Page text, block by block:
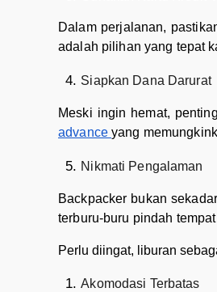
Dalam perjalanan,
adalah pilihan yang tepat
Siapkan Dana Darurat
Meski ingin hemat,
advance yang
Nikmati Pengalaman
Backpacker bukan
terburu-buru pindah
Perlu diingat, liburan
Akomodasi Terbatas